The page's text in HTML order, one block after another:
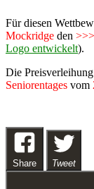
Für diesen
Mockridge den >>>
Logo entwickelt).
Die
Seniorentages vom
Share Tweet